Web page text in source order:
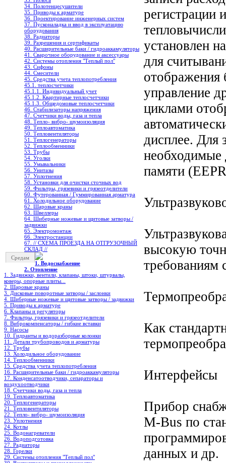
34. Полотенцесушители
35. Приводы к арматуре
36. Проектирование инженерных систем
37. Пусконаладка и ввод в эксплуатацию
оборудования
38. Радиаторы
39. Разрешения и сертификаты
40. Расширительные баки / гидроаккамуляторы
41. Сварочное оборудование и аксессуары
42. Системы отопления "Теплый пол"
43. Сифоны
44. Смесители
45. Средства учета теплопотребления
45.1. теплосчетчики
45.1.1. Индивидуальный учет
45.1.2. Квартирные теплосчетчики
45.1.3. Общедомовые теплосчетчики
46. Стабилизаторы напряжения
47. Счетчики воды, газа и тепла
48. Тепло- вибро- шумоизоляция
49. Теплоавтоматика
50. Тепловентиляторы
51. Теплогенераторы
52. Теплообменники
53. Трубы
54. Уголки
55. Умывальники
56. Унитазы
57. Уплотнения
58. Установки для очистки сточных вод
59. Фильтры, грязевики и грязеотделители
60. Футерованная / Гуммированная арматура
61. Холодильное oборудование
62. Шаровые краны
63. Швеллеры
64. Шиберные ножевые и щитовые затворы /
задвижки
65. Электромонтаж
66. Электростанции
67. // СХЕМА ПРОЕЗДА НА ОТГРУЗОЧНЫЙ
СКЛАД //
Средам
1. Водоснабжение
2. Отопление
1. Задвижки, вентили, клапаны, штоки, штурвалы,
коверы, опорные плиты...
2. Шаровые краны
3. Дисковые поворотные затворы / заслонки
4. Шиберные ножевые и щитовые затворы / задвижки
5. Приводы к арматуре
6. Клапаны и регуляторы
7. Фильтры, грязевики и грязеотделители
8. Виброкомпенсаторы / гибкие вставки
9. Насосы
10. Гидранты и водоразборные колонки
11. Детали трубопроводов и арматуры
12. Трубы
13. Холодильное oборудование
14. Теплообменники
15. Средства учета теплопотребления
16. Расширительные баки / гидроаккамуляторы
17. Конденсатоотводчики, сепараторы и
воздухоотводчики
18. Счетчики воды, газа и тепла
19. Теплоавтоматика
20. Теплогенераторы
21. Тепловентиляторы
22. Тепло- вибро- шумоизоляция
23. Уплотнения
24. Котлы
25. Водонагреватели
26. Водоподготовка
27. Радиаторы
28. Горелки
29. Системы отопления "Теплый пол"
регистрации
установлен
для
отображения
управление
циклами
дисплее. Для
необходимые
памяти
высокую
требованиям
Как
Интерфейсы
Прибор
M-Bus по
данных и др.